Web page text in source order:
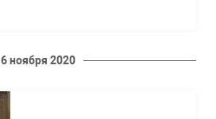
6 ноября 2020